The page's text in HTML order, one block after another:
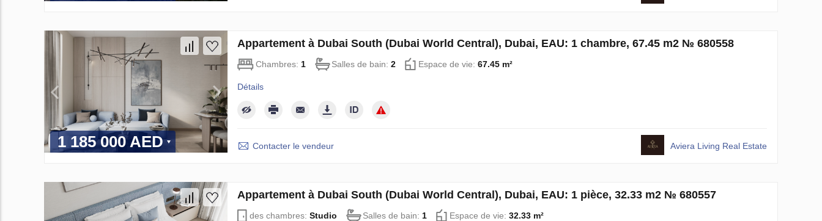
1 185 000 AED
Appartement à Dubai South (Dubai World Central), Dubai, EAU: 1 chambre, 67.45 m2 № 680558
Chambres: 1 Salles de bain: 2 Espace de vie: 67.45 m²
Détails
Contacter le vendeur Aviera Living Real Estate
Appartement à Dubai South (Dubai World Central), Dubai, EAU: 1 pièce, 32.33 m2 № 680557
des chambres: Studio Salles de bain: 1 Espace de vie: 32.33 m²